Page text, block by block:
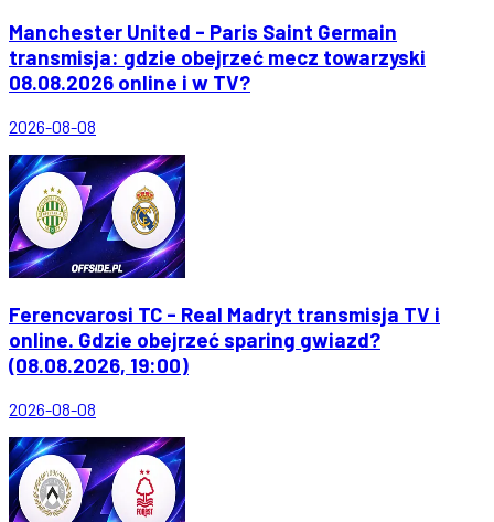
Manchester United - Paris Saint Germain
transmisja: gdzie obejrzeć mecz towarzyski
08.08.2026 online i w TV?
2026-08-08
Ferencvarosi TC - Real Madryt transmisja TV i
online. Gdzie obejrzeć sparing gwiazd?
(08.08.2026, 19:00)
2026-08-08